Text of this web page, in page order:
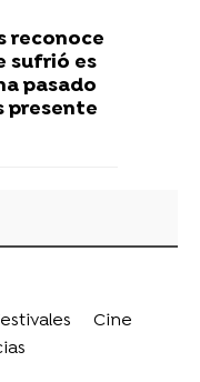
reconoce
sufrió es
pasado
presente
Cine